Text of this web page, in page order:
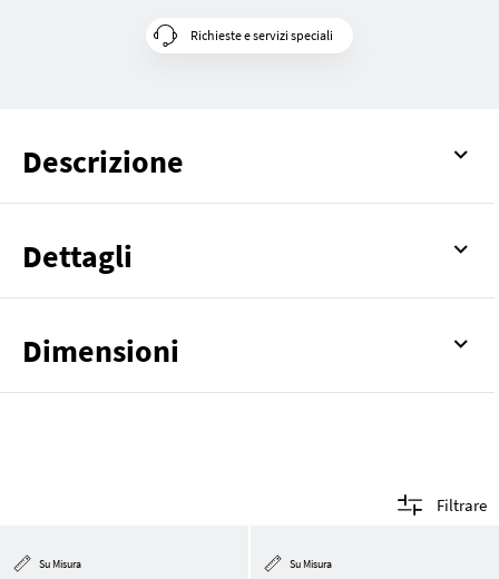
Richieste e servizi speciali
Descrizione
Dettagli
Dimensioni
Filtrare
Su Misura Su Misura